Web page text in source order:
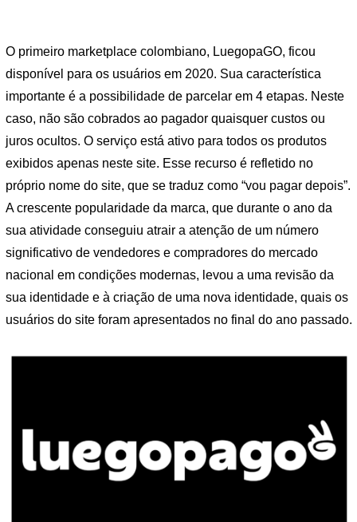
O primeiro marketplace colombiano, LuegopaGO, ficou
disponível para os usuários em 2020. Sua característica
importante é a possibilidade de parcelar em 4 etapas. Neste
caso, não são cobrados ao pagador quaisquer custos ou
juros ocultos. O serviço está ativo para todos os produtos
exibidos apenas neste site. Esse recurso é refletido no
próprio nome do site, que se traduz como “vou pagar depois”.
A crescente popularidade da marca, que durante o ano da
sua atividade conseguiu atrair a atenção de um número
significativo de vendedores e compradores do mercado
nacional em condições modernas, levou a uma revisão da
sua identidade e à criação de uma nova identidade, quais os
usuários do site foram apresentados no final do ano passado.